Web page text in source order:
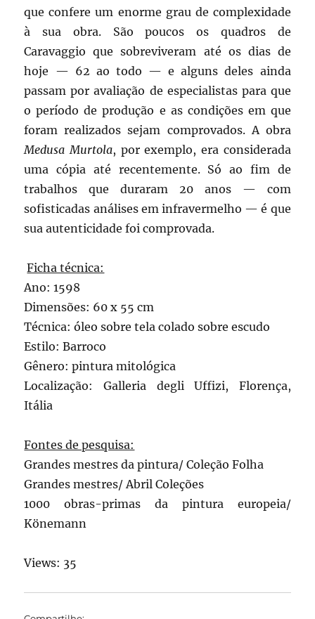
que confere um enorme grau de complexidade
à sua obra. São poucos os quadros de
Caravaggio que sobreviveram até os dias de
hoje — 62 ao todo — e alguns deles ainda
passam por avaliação de especialistas para que
o período de produção e as condições em que
foram realizados sejam comprovados. A obra
Medusa Murtola, por exemplo, era considerada
uma cópia até recentemente. Só ao fim de
trabalhos que duraram 20 anos — com
sofisticadas análises em infravermelho — é que
sua autenticidade foi comprovada.
Ficha técnica:
Ano: 1598
Dimensões: 60 x 55 cm
Técnica: óleo sobre tela colado sobre escudo
Estilo: Barroco
Gênero: pintura mitológica
Localização: Galleria degli Uffizi, Florença,
Itália
Fontes de pesquisa:
Grandes mestres da pintura/ Coleção Folha
Grandes mestres/ Abril Coleções
1000 obras-primas da pintura europeia/
Könemann
Views: 35